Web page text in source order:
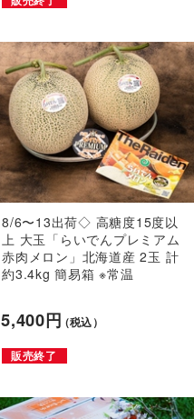
8/6〜13出荷◇ 高糖度15度以
上 大玉「らいでんプレミアム
赤肉メロン」北海道産 2玉 計
約3.4kg 簡易箱 ※常温
5,400円（税込）
販売終了